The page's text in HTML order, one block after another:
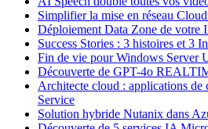
Simplifier la mise en réseau
Déploiement Data Zone de votre
Success Stories : 3 histoires et 3
Fin de vie pour Windows Server
Découverte de GPT-4o
Architecte cloud : applications
Service
Solution hybride Nutanix dans